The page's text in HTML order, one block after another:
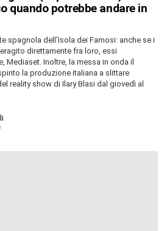
quando potrebbe andare in
spagnola dell’Isola dei Famosi: anche se i
direttamente fra loro, essi
Mediaset. Inoltre, la messa in onda il
la produzione italiana a slittare
reality show di Ilary Blasi dal giovedì al